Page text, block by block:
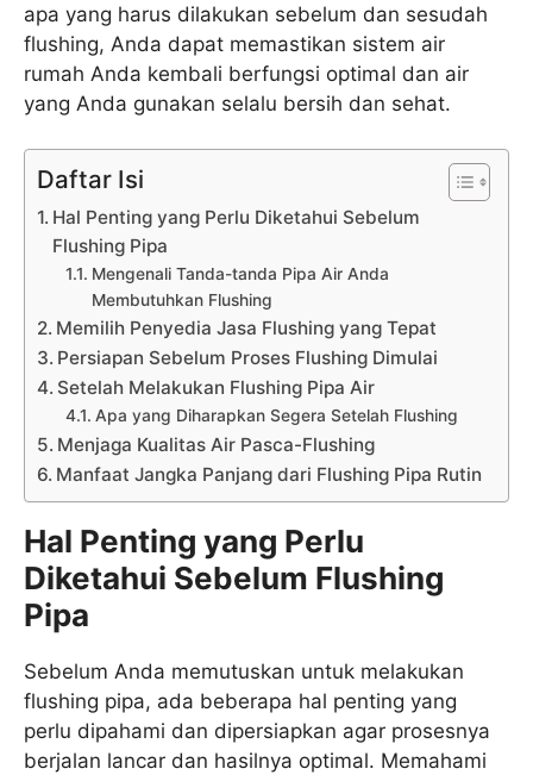
apa yang harus dilakukan sebelum dan sesudah
flushing, Anda dapat memastikan sistem air
rumah Anda kembali berfungsi optimal dan air
yang Anda gunakan selalu bersih dan sehat.
Daftar Isi
Hal Penting yang Perlu Diketahui Sebelum
Flushing Pipa
Mengenali Tanda-tanda Pipa Air Anda
Membutuhkan Flushing
Memilih Penyedia Jasa Flushing yang Tepat
Persiapan Sebelum Proses Flushing Dimulai
Setelah Melakukan Flushing Pipa Air
Apa yang Diharapkan Segera Setelah Flushing
Menjaga Kualitas Air Pasca-Flushing
Manfaat Jangka Panjang dari Flushing Pipa Rutin
Hal Penting yang Perlu
Diketahui Sebelum Flushing
Pipa
Sebelum Anda memutuskan untuk melakukan
flushing pipa, ada beberapa hal penting yang
perlu dipahami dan dipersiapkan agar prosesnya
berjalan lancar dan hasilnya optimal. Memahami